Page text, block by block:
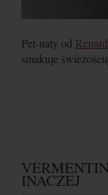
Pet-naty od
smakuje świeżością.
INACZEJ